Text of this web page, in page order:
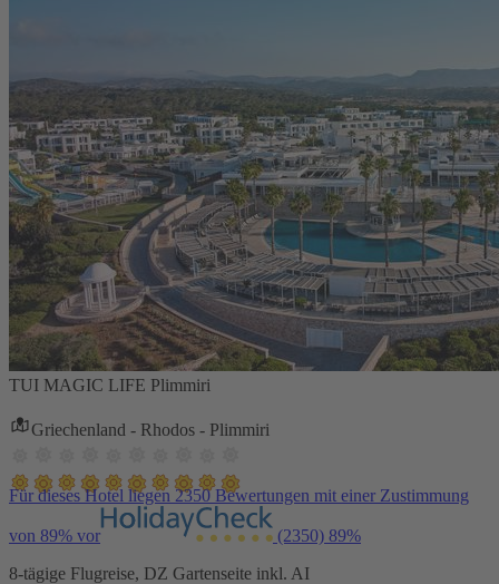
TUI MAGIC LIFE Plimmiri
Griechenland - Rhodos - Plimmiri
Für dieses Hotel liegen 2350 Bewertungen mit einer Zustimmung
von 89% vor (2350) 89%
8-tägige Flugreise, DZ Gartenseite inkl. AI